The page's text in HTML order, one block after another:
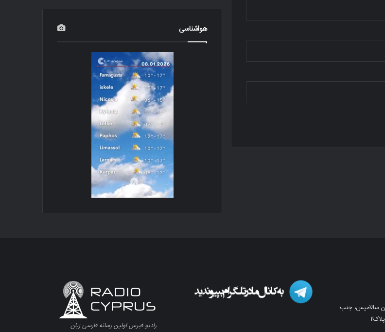
هواشناسی
سالامیس، جنب
رادیو قبرس اولین رسانه فارسی زبان